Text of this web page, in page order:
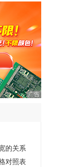
广告
的关系
对照表